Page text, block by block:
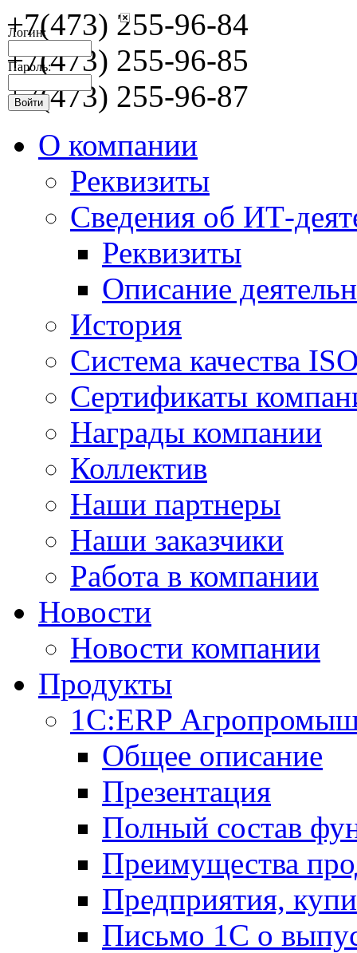
Логин:
Пароль:
+7(473) 255-96-84
+7(473) 255-96-85
+7(473) 255-96-87
О компании
Реквизиты
Сведения об ИТ-
Реквизиты
Описание
История
Система качества
Сертификаты
Награды компании
Коллектив
Наши партнеры
Наши заказчики
Работа в компании
Новости
Новости компании
Продукты
1С:ERP
Общее описание
Презентация
Полный состав
Преимущества
Предприятия,
Письмо 1С о